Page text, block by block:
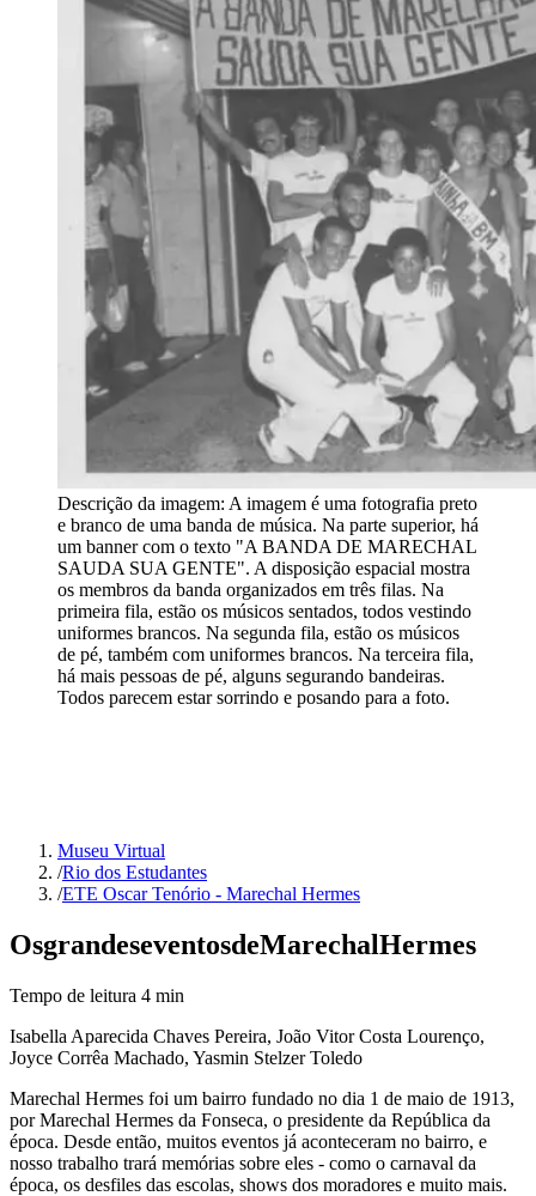
Descrição da imagem: A imagem é uma fotografia preto
e branco de uma banda de música. Na parte superior, há
um banner com o texto "A BANDA DE MARECHAL
SAUDA SUA GENTE". A disposição espacial mostra
os membros da banda organizados em três filas. Na
primeira fila, estão os músicos sentados, todos vestindo
uniformes brancos. Na segunda fila, estão os músicos
de pé, também com uniformes brancos. Na terceira fila,
há mais pessoas de pé, alguns segurando bandeiras.
Todos parecem estar sorrindo e posando para a foto.
Museu Virtual
/Rio dos Estudantes
/ETE Oscar Tenório - Marechal Hermes
OsgrandeseventosdeMarechalHermes
Tempo de leitura 4 min
Isabella Aparecida Chaves Pereira, João Vitor Costa Lourenço,
Joyce Corrêa Machado, Yasmin Stelzer Toledo
Marechal Hermes foi um bairro fundado no dia 1 de maio de 1913,
por Marechal Hermes da Fonseca, o presidente da República da
época. Desde então, muitos eventos já aconteceram no bairro, e
nosso trabalho trará memórias sobre eles - como o carnaval da
época, os desfiles das escolas, shows dos moradores e muito mais.